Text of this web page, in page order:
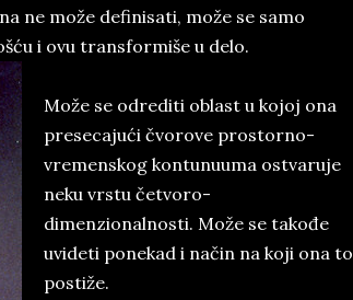
ne može definisati, može se samo
i ovu transformiše u delo.
Može se odrediti oblast u kojoj ona
presecajući čvorove prostorno-
vremenskog kontunuuma ostvaruje
neku vrstu četvoro-
dimenzionalnosti. Može se takođe
uvideti ponekad i način na koji ona to
postiže.